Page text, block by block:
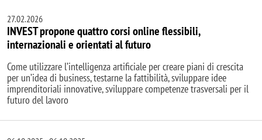
27.02.2026
INVEST propone quattro corsi online flessibili,
internazionali e orientati al futuro
Come utilizzare l’intelligenza artificiale per creare piani di crescita
per un’idea di business, testarne la fattibilità, sviluppare idee
imprenditoriali innovative, sviluppare competenze trasversali per il
futuro del lavoro